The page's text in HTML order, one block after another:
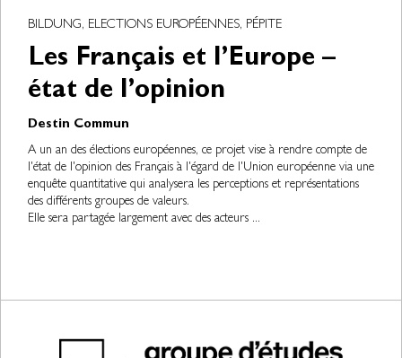
BILDUNG, ELECTIONS EUROPÉENNES, PÉPITE
Les Français et l’Europe –
état de l’opinion
Destin Commun
A un an des élections européennes, ce projet vise à rendre compte de
l'état de l'opinion des Français à l'égard de l'Union européenne via une
enquête quantitative qui analysera les perceptions et représentations
des différents groupes de valeurs.
Elle sera partagée largement avec des acteurs ...